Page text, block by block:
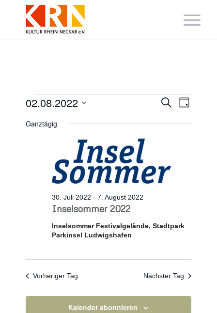
Veranstaltungen
für
August
2022
Suche
Ansichten,
SucheTag
02.08.2022
wählen.
Ganztägig
Inselsommer 2022
30. Juli 2022 -7. August 2022
Inselsommer Festivalgelände, Stadtpark
Parkinsel Ludwigshafen
Vorheriger Tag Nächster Tag
Kalender abonnieren